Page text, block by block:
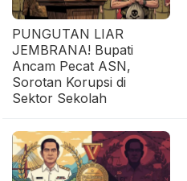
PUNGUTAN LIAR
JEMBRANA! Bupati
Ancam Pecat ASN,
Sorotan Korupsi di
Sektor Sekolah